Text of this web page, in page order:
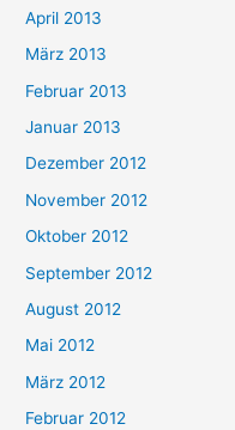
April 2013
März 2013
Februar 2013
Januar 2013
Dezember 2012
November 2012
Oktober 2012
September 2012
August 2012
Mai 2012
März 2012
Februar 2012